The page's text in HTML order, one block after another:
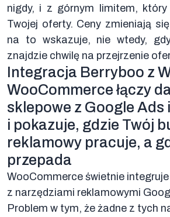
nigdy, i z górnym limitem, który
Twojej oferty. Ceny zmieniają
na to wskazuje, nie wtedy,
znajdzie chwilę na przejrzenie
Integracja Berryboo z
WooCommerce łączy
sklepowe z Google Ads
i pokazuje, gdzie Twój
reklamowy pracuje, a
przepada
WooCommerce świetnie
z narzędziami reklamowymi
Problem w tym, że żadne z tych